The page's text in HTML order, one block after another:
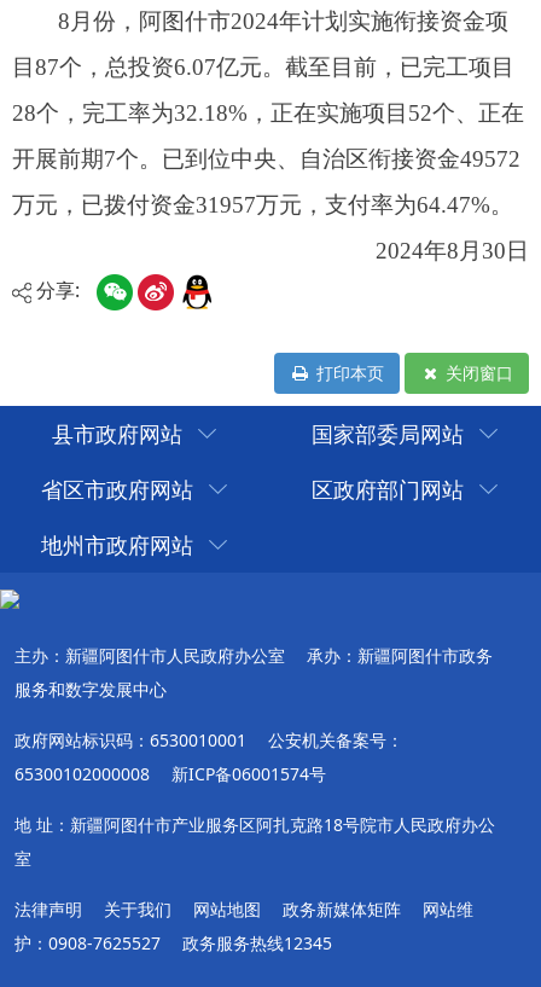
2024年8月30日
分享:
打印本页 关闭窗口
县市政府网站
国家部委局网站
省区市政府网站
区政府部门网站
地州市政府网站
主办：新疆阿图什市人民政府办公室
承办：新疆阿图什市政务
服务和数字发展中心
政府网站标识码：6530010001
公安机关备案号：
65300102000008
新ICP备06001574号
地 址：新疆阿图什市产业服务区阿扎克路18号院市人民政府办公
室
法律声明 关于我们 网站地图 政务新媒体矩阵
网站维
护：0908-7625527
政务服务热线12345